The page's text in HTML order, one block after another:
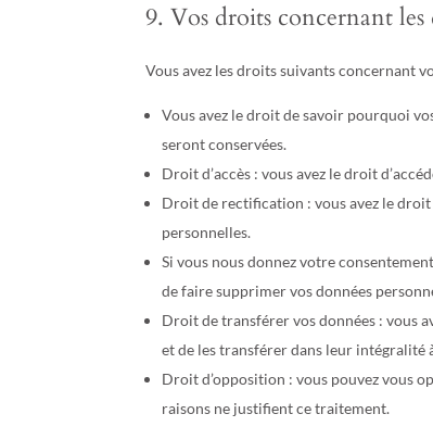
9. Vos droits concernant les
Vous avez les droits suivants concernant
Vous avez le droit de savoir pourquoi
seront conservées.
Droit d’accès : vous avez le droit
Droit de rectification : vous avez le
personnelles.
Si vous nous donnez votre
de faire supprimer vos données
Droit de transférer vos données : vous
et de les transférer dans leur
Droit d’opposition : vous pouvez vous
raisons ne justifient ce traitement.